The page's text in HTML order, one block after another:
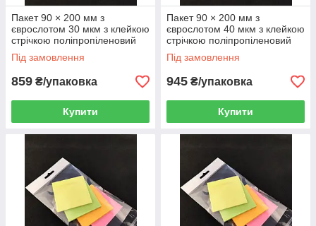
Пакет 90 × 200 мм з
єврослотом 30 мкм з клейкою
стрічкою поліпропіленовий
БОПП 1000 шт
Під замовлення
859 ₴/упаковка
Купити
Пакет 90 × 200 мм з
єврослотом 40 мкм з клейкою
стрічкою поліпропіленовий
БОПП 1000 шт
Під замовлення
945 ₴/упаковка
Купити